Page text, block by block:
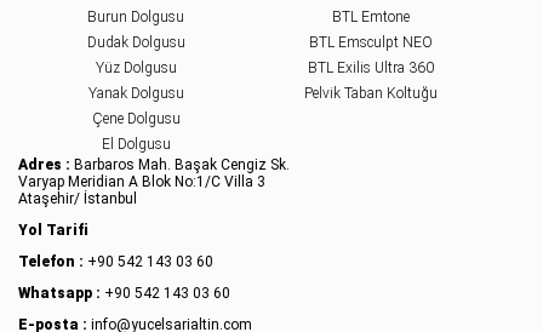
Burun Dolgusu
Dudak Dolgusu
Yüz Dolgusu
Yanak Dolgusu
Çene Dolgusu
El Dolgusu
BTL Emtone
BTL Emsculpt NEO
BTL Exilis Ultra 360
Pelvik Taban Koltuğu
Adres : Barbaros Mah. Başak Cengiz Sk.
Varyap Meridian A Blok No:1/C Villa 3
Ataşehir/ İstanbul
Yol Tarifi
Telefon : +90 542 143 03 60
Whatsapp : +90 542 143 03 60
E-posta : info@yucelsarialtin.com